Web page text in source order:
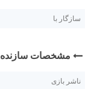
سازگار با
مشخصات سازنده
ناشر بازی